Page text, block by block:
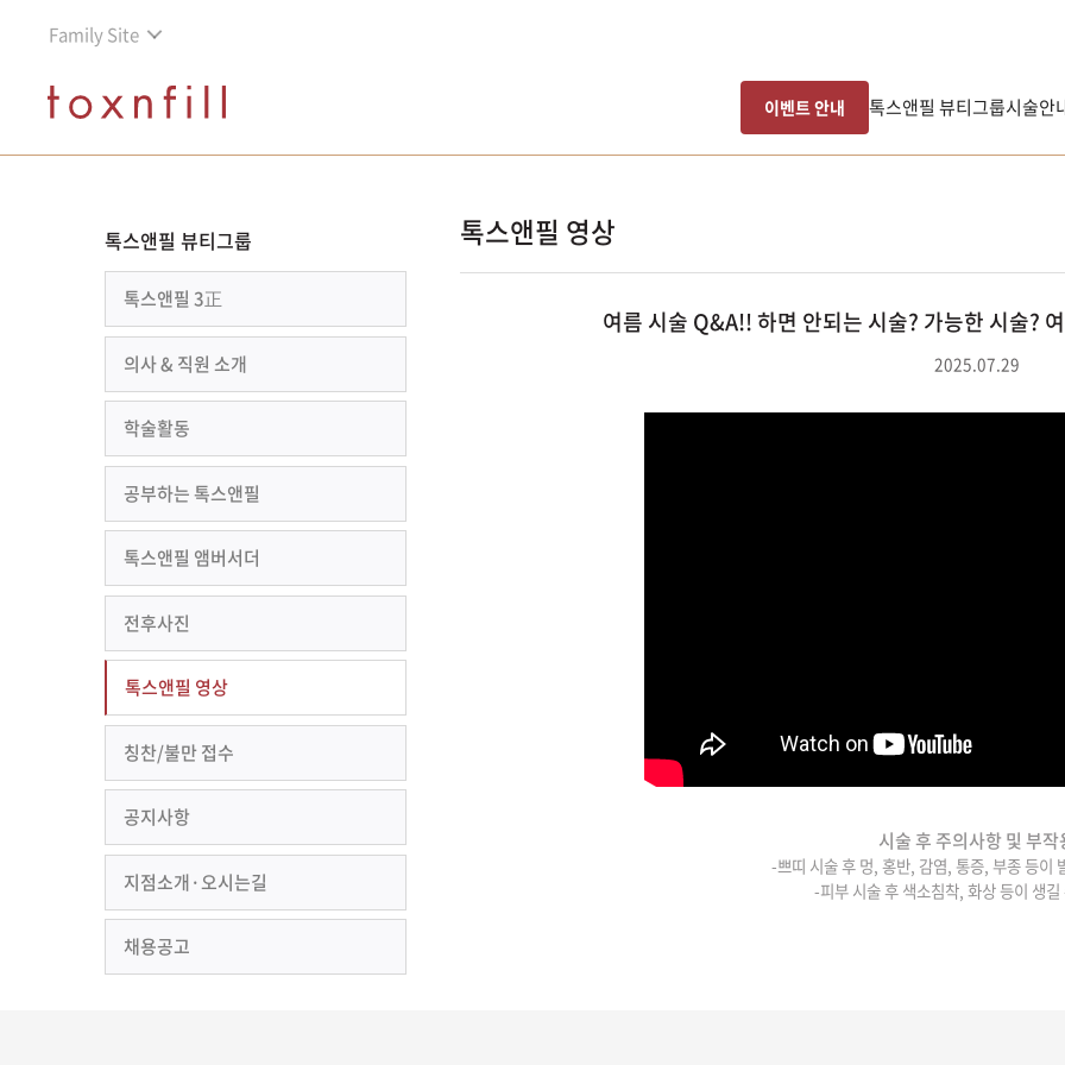
Family Site
이벤트 안내 톡스앤필 뷰티그룹시술안
톡스앤필 뷰티그룹
톡스앤필 3正
의사 & 직원 소개
학술활동
공부하는 톡스앤필
톡스앤필 앰버서더
전후사진
톡스앤필 영상
칭찬/불만 접수
공지사항
지점소개·오시는길
채용공고
톡스앤필 영상
여름 시술 Q&A!! 하면 안되는 시술? 가능한 시술?
2025.07.29
시술 후 주의사항 및 부작
-쁘띠 시술 후 멍, 홍반, 감염, 통증, 부종 등이
-피부 시술 후 색소침착, 화상 등이 생